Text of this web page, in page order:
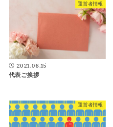
運営者情報
2021.06.15
代表ご挨拶
運営者情報